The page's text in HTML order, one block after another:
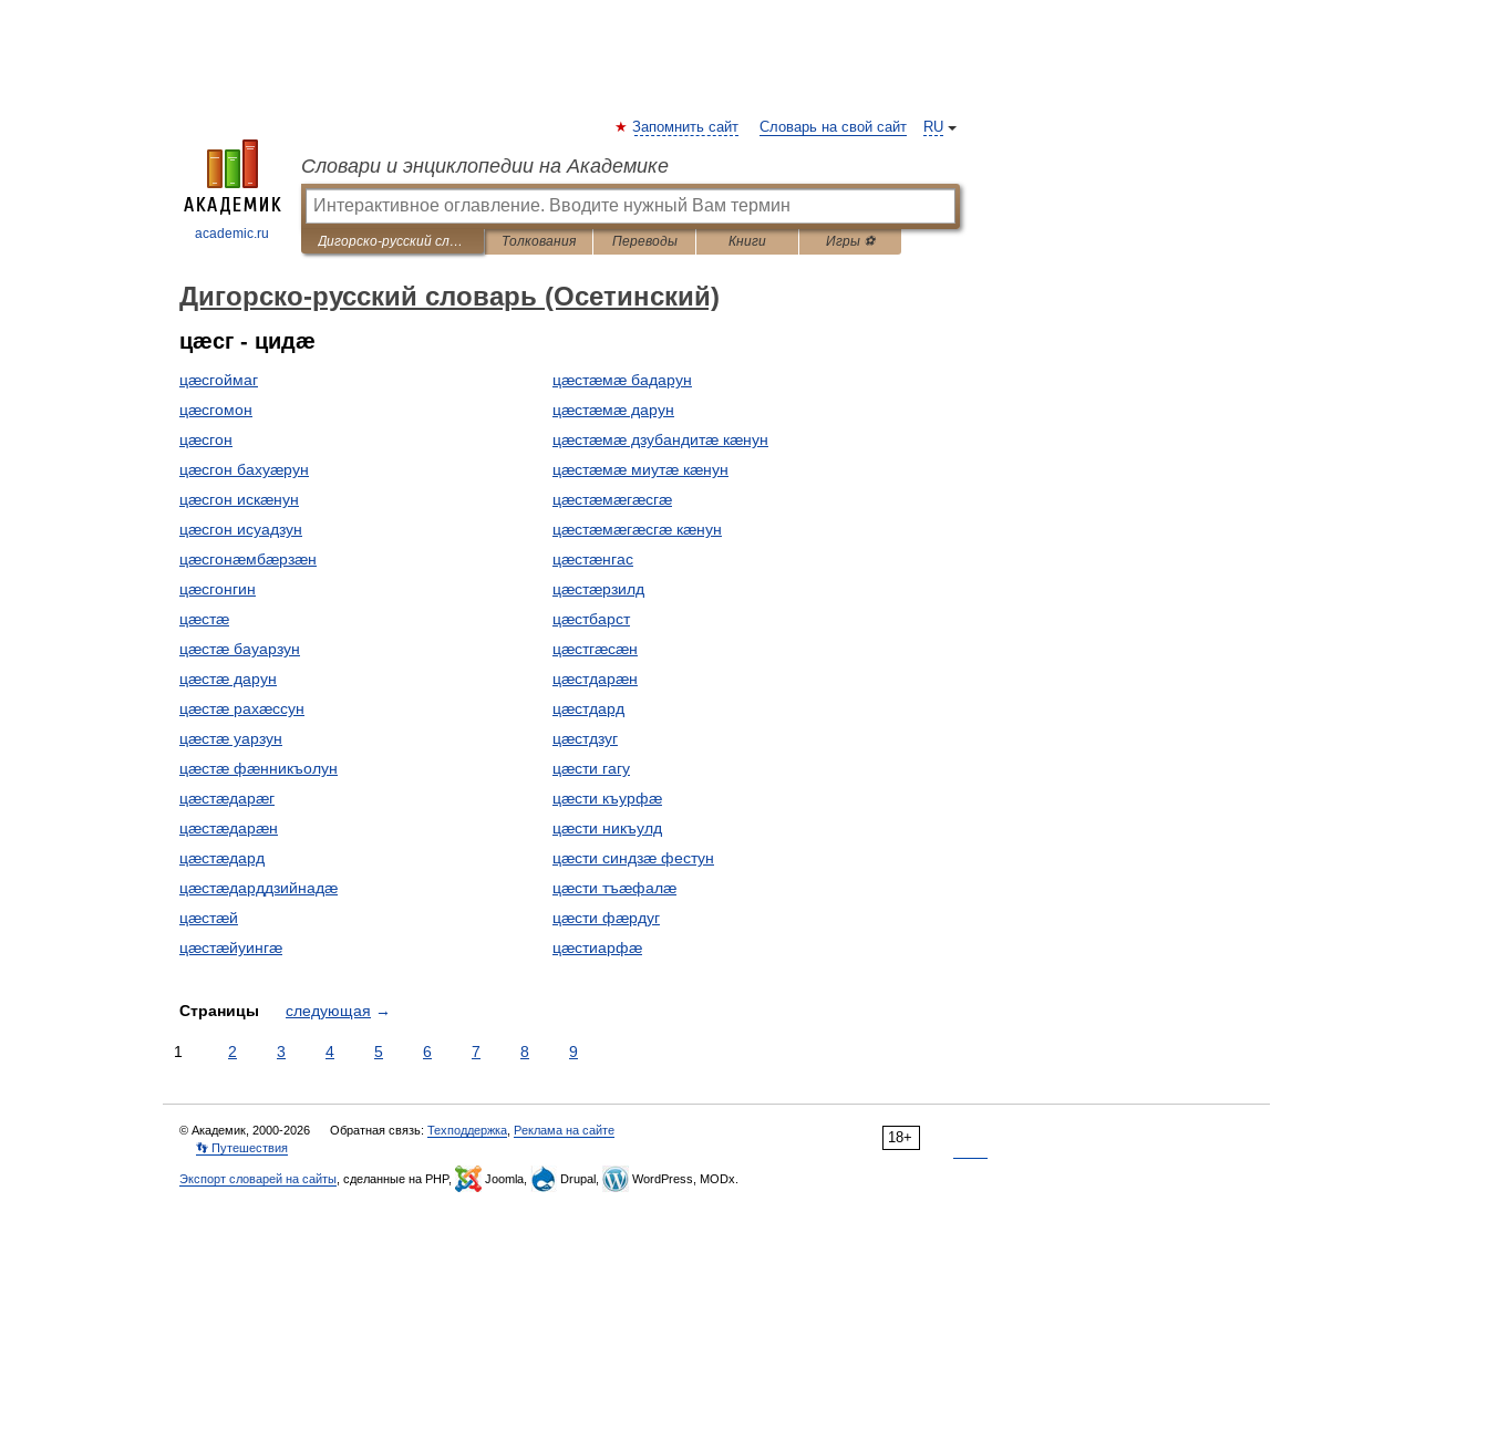
academic.ru
RU
Запомнить сайт Словарь на свой сайт
Словари и энциклопедии на Академике
Дигорско-русский словарь (Осетинский) Толкования Переводы Книги Игры ⚽
Дигорско-русский словарь (Осетинский)
цæсг - цидæ
цæсгоймаг
цæсгомон
цæсгон
цæсгон бахуæрун
цæсгон искæнун
цæсгон исуадзун
цæсгонæмбæрзæн
цæсгонгин
цæстæ
цæстæ бауарзун
цæстæ дарун
цæстæ рахæссун
цæстæ уарзун
цæстæ фæнникъолун
цæстæдарæг
цæстæдарæн
цæстæдард
цæстæдарддзийнадæ
цæстæй
цæстæйуингæ
цæстæмæ бадарун
цæстæмæ дарун
цæстæмæ дзубандитæ кæнун
цæстæмæ миутæ кæнун
цæстæмæгæсгæ
цæстæмæгæсгæ кæнун
цæстæнгас
цæстæрзилд
цæстбарст
цæстгæсæн
цæстдарæн
цæстдард
цæстдзуг
цæсти гагу
цæсти къурфæ
цæсти никъулд
цæсти синдзæ фестун
цæсти тъæфалæ
цæсти фæрдуг
цæстиарфæ
Страницы следующая →
1 2 3 4 5 6 7 8 9
18+
© Академик, 2000-2026 Обратная связь: Техподдержка Реклама на сайте
👣 Путешествия
Экспорт словарей на сайты , сделанные на PHP, Joomla, Drupal, WordPress, MODx.